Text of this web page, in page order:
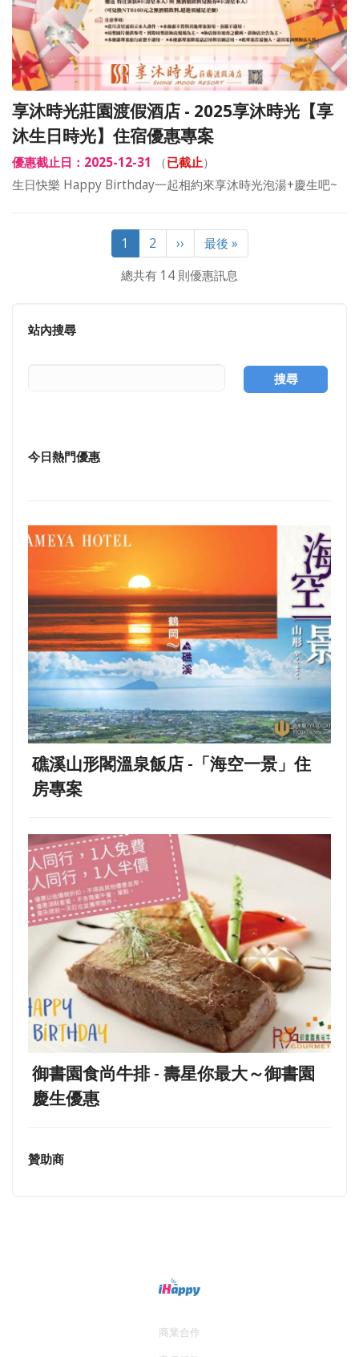
享沐時光莊園渡假酒店 - 2025享沐時光【享
沐生日時光】住宿優惠專案
優惠截止日：2025-12-31 （已截止）
生日快樂 Happy Birthday一起相約來享沐時光泡湯+慶生吧~
目
前
頁
1 Page
2
下
一
頁
››
Last
page
最後 »
總共有 14 則優惠訊息
站內搜尋
搜尋
今日熱門優惠
礁溪山形閣溫泉飯店 -「海空一景」住
房專案
御書園食尚牛排 - 壽星你最大～御書園
慶生優惠
贊助商
商業合作